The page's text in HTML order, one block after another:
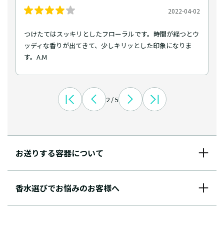
2022-04-02
つけたてはスッキリとしたフローラルです。時間が経つとウ
ッディな香りが出てきて、少しキリッとした印象になりま
す。A.M
2 / 5
お送りする容器について
香水選びでお悩みのお客様へ